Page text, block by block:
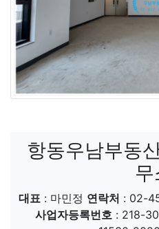
항동우남부동
무
대표 : 마민정 연락처 : 02-
사업자등록번호 : 218-